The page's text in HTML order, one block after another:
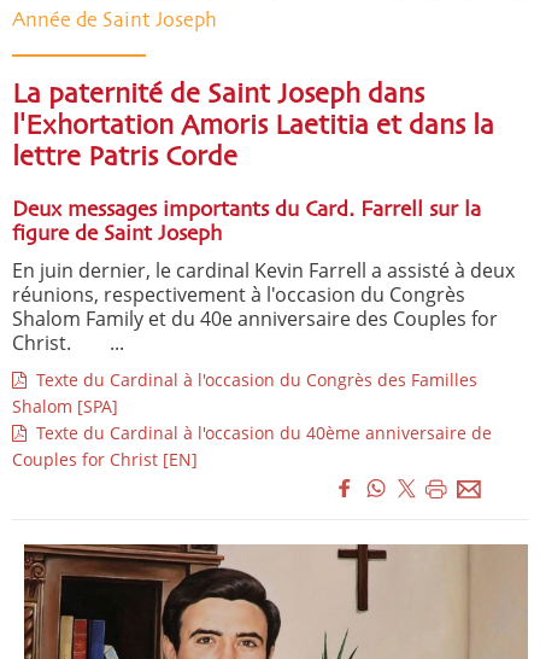
Année de Saint Joseph
La paternité de Saint Joseph dans
l'Exhortation Amoris Laetitia et dans la
lettre Patris Corde
Deux messages importants du Card. Farrell sur la
figure de Saint Joseph
En juin dernier, le cardinal Kevin Farrell a assisté à deux
réunions, respectivement à l'occasion du Congrès
Shalom Family et du 40e anniversaire des Couples for
Christ. ...
Texte du Cardinal à l'occasion du Congrès des Familles
Shalom [SPA]
Texte du Cardinal à l'occasion du 40ème anniversaire de
Couples for Christ [EN]